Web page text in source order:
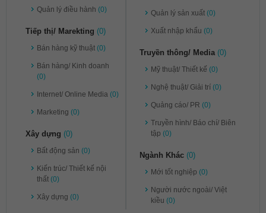
Quản lý điều hành (0)
Tiếp thị/ Marekting (0)
Bán hàng kỹ thuật (0)
Bán hàng/ Kinh doanh
(0)
Internet/ Online Media (0)
Marketing (0)
Xây dựng (0)
Bất động sản (0)
Kiến trúc/ Thiết kế nội
thất (0)
Xây dựng (0)
Quản lý sản xuất (0)
Xuất nhập khẩu (0)
Truyền thông/ Media (0)
Mỹ thuật/ Thiết kế (0)
Nghệ thuật/ Giải trí (0)
Quảng cáo/ PR (0)
Truyền hình/ Báo chí/ Biên
tập (0)
Ngành Khác (0)
Mới tốt nghiệp (0)
Người nước ngoài/ Việt
kiều (0)